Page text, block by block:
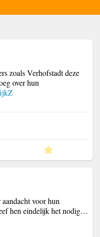
zoals Verhofstadt deze
over hun
voor hun
hen eindelijk het nodig…